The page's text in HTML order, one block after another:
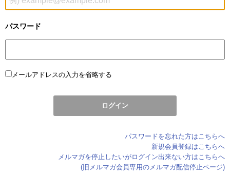
パスワード
メールアドレスの入力を省略する
パスワードを忘れた方はこちらへ
新規会員登録はこちらへ
メルマガを停止したいがログイン出来ない方はこちらへ
(旧メルマガ会員専用のメルマガ配信停止ページ)